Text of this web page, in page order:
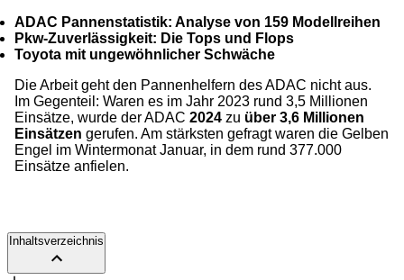
ADAC Pannenstatistik: Analyse von 159 Modellreihen
Pkw-Zuverlässigkeit: Die Tops und Flops
Toyota mit ungewöhnlicher Schwäche
Die Arbeit geht den Pannenhelfern des ADAC nicht aus.
Im Gegenteil: Waren es im Jahr 2023 rund 3,5 Millionen
Einsätze, wurde der ADAC 2024 zu über 3,6 Millionen
Einsätzen gerufen. Am stärksten gefragt waren die Gelben
Engel im Wintermonat Januar, in dem rund 377.000
Einsätze anfielen.
Inhaltsverzeichnis